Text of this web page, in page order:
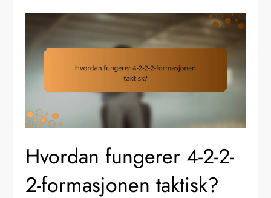
Hvordan fungerer 4-2-2-
2-formasjonen taktisk?